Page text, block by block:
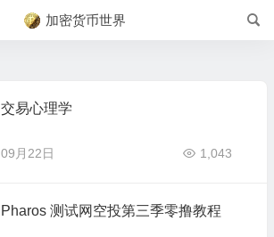
加密货币世界
交易心理学
09月22日 1,043
Pharos 测试网空投第三季零撸教程